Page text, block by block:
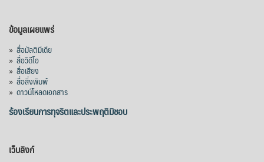
ข้อมูลเผยแพร่
» สื่อมัลติมีเดีย
» สื่อวิดีโอ
» สื่อเสียง
» สื่อสิ่งพิมพ์
» ดาวน์โหลดเอกสาร
ร้องเรียนการทุจริตและประพฤติมิชอบ
เว็บลิงก์